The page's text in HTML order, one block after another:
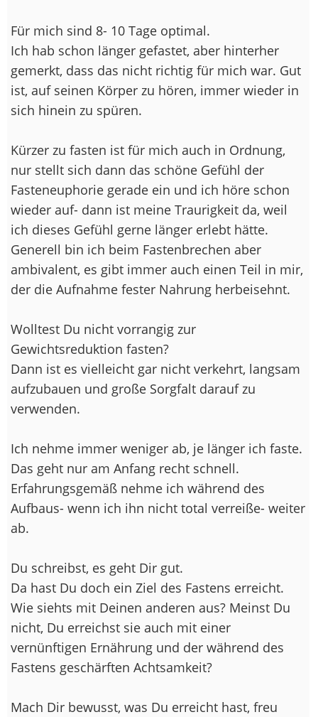
Für mich sind 8- 10 Tage optimal.
Ich hab schon länger gefastet, aber hinterher
gemerkt, dass das nicht richtig für mich war. Gut
ist, auf seinen Körper zu hören, immer wieder in
sich hinein zu spüren.
Kürzer zu fasten ist für mich auch in Ordnung,
nur stellt sich dann das schöne Gefühl der
Fasteneuphorie gerade ein und ich höre schon
wieder auf- dann ist meine Traurigkeit da, weil
ich dieses Gefühl gerne länger erlebt hätte.
Generell bin ich beim Fastenbrechen aber
ambivalent, es gibt immer auch einen Teil in mir,
der die Aufnahme fester Nahrung herbeisehnt.
Wolltest Du nicht vorrangig zur
Gewichtsreduktion fasten?
Dann ist es vielleicht gar nicht verkehrt, langsam
aufzubauen und große Sorgfalt darauf zu
verwenden.
Ich nehme immer weniger ab, je länger ich faste.
Das geht nur am Anfang recht schnell.
Erfahrungsgemäß nehme ich während des
Aufbaus- wenn ich ihn nicht total verreiße- weiter
ab.
Du schreibst, es geht Dir gut.
Da hast Du doch ein Ziel des Fastens erreicht.
Wie siehts mit Deinen anderen aus? Meinst Du
nicht, Du erreichst sie auch mit einer
vernünftigen Ernährung und der während des
Fastens geschärften Achtsamkeit?
Mach Dir bewusst, was Du erreicht hast, freu